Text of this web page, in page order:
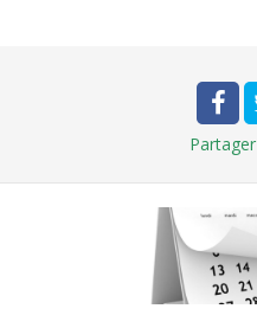
Partager